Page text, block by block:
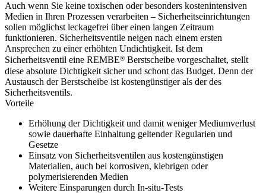
Auch wenn Sie keine toxischen oder besonders kostenintensiven
Medien in Ihren Prozessen verarbeiten – Sicherheitseinrichtungen
sollen möglichst leckagefrei über einen langen Zeitraum
funktionieren. Sicherheitsventile neigen nach einem ersten
Ansprechen zu einer erhöhten Undichtigkeit. Ist dem
Sicherheitsventil eine REMBE® Berstscheibe vorgeschaltet, stellt
diese absolute Dichtigkeit sicher und schont das Budget. Denn der
Austausch der Berstscheibe ist kostengünstiger als der des
Sicherheitsventils.
Vorteile
Erhöhung der Dichtigkeit und damit weniger Mediumverlust
sowie dauerhafte Einhaltung geltender Regularien und
Gesetze
Einsatz von Sicherheitsventilen aus kostengünstigen
Materialien, auch bei korrosiven, klebrigen oder
polymerisierenden Medien
Weitere Einsparungen durch In-situ-Tests